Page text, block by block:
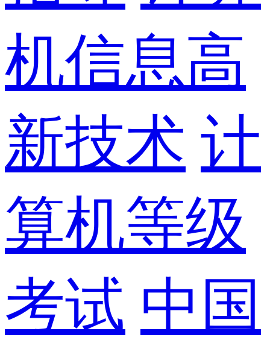
机信息高
新技术 计
算机等级
考试 中国